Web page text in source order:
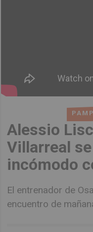
Alessio
Villarreal
incómodo
El entrenador de
encuentro de